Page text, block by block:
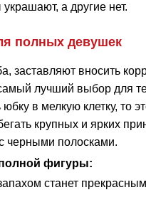
а другие нет.
полных девушек
заставляют вносить
лучший выбор для
в мелкую клетку, то
крупных и ярких
черными полосками.
фигуры:
станет